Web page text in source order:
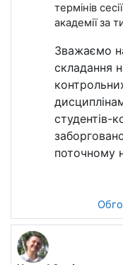
термінів
академії за
Зважаємо
складання
студентів-
поточному